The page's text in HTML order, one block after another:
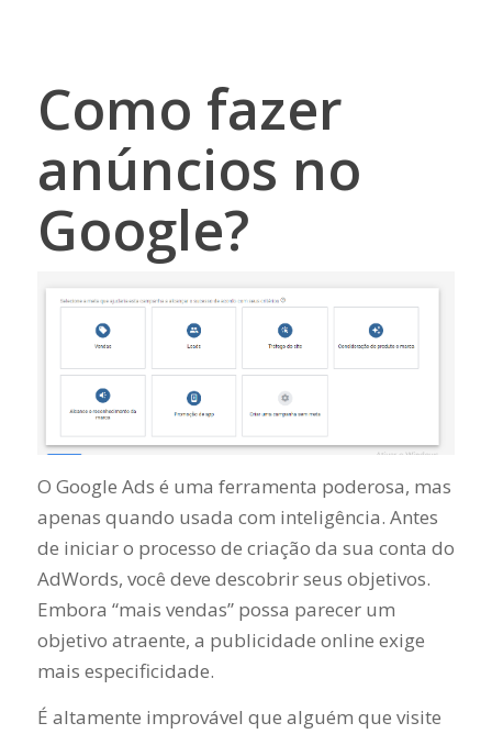
Como fazer
anúncios no
Google?
O Google Ads é uma ferramenta poderosa, mas
apenas quando usada com inteligência. Antes
de iniciar o processo de criação da sua conta do
AdWords, você deve descobrir seus objetivos.
Embora “mais vendas” possa parecer um
objetivo atraente, a publicidade online exige
mais especificidade.
É altamente improvável que alguém que visite